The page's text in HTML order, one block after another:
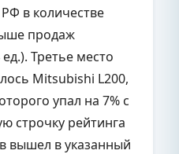
в количестве
продаж
Третье место
Mitsubishi L200,
упал на 7% с
строчку рейтинга
вышел в указанный